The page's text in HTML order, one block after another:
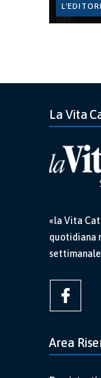
La Vita
«la Vita
quotidiana
Area